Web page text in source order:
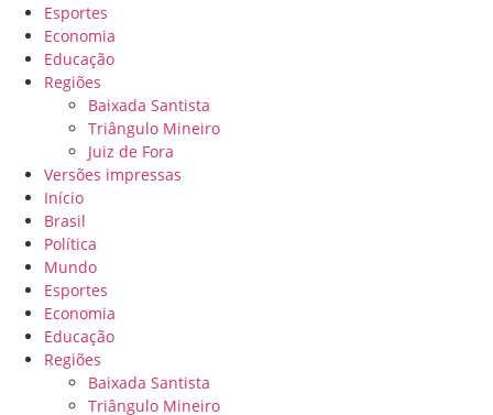
Esportes
Economia
Educação
Regiões
Baixada Santista
Triângulo Mineiro
Juiz de Fora
Versões impressas
Início
Brasil
Política
Mundo
Esportes
Economia
Educação
Regiões
Baixada Santista
Triângulo Mineiro